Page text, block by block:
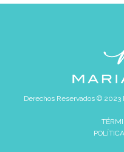
Derechos Reservados © 2023